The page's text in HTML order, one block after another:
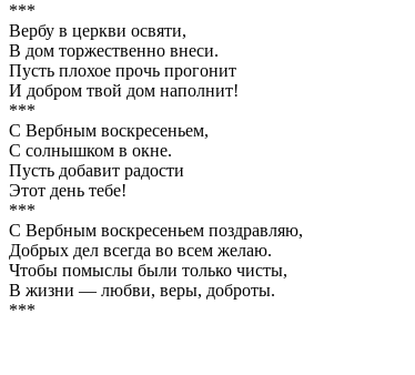
***
Вербу в церкви освяти,
В дом торжественно внеси.
Пусть плохое прочь прогонит
И добром твой дом наполнит!
***
С Вербным воскресеньем,
С солнышком в окне.
Пусть добавит радости
Этот день тебе!
***
С Вербным воскресеньем поздравляю,
Добрых дел всегда во всем желаю.
Чтобы помыслы были только чисты,
В жизни — любви, веры, доброты.
***